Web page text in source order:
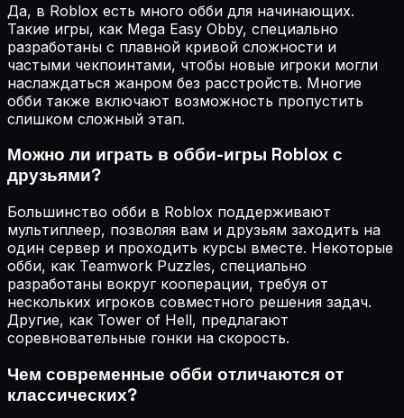
Да, в Roblox есть много обби для начинающих.
Такие игры, как Mega Easy Obby, специально
разработаны с плавной кривой сложности и
частыми чекпоинтами, чтобы новые игроки могли
наслаждаться жанром без расстройств. Многие
обби также включают возможность пропустить
слишком сложный этап.
Можно ли играть в обби-игры Roblox с
друзьями?
Большинство обби в Roblox поддерживают
мультиплеер, позволяя вам и друзьям заходить на
один сервер и проходить курсы вместе. Некоторые
обби, как Teamwork Puzzles, специально
разработаны вокруг кооперации, требуя от
нескольких игроков совместного решения задач.
Другие, как Tower of Hell, предлагают
соревновательные гонки на скорость.
Чем современные обби отличаются от
классических?